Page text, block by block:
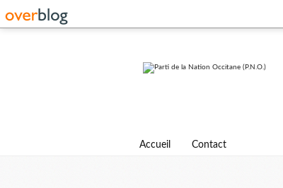
Accueil Contact